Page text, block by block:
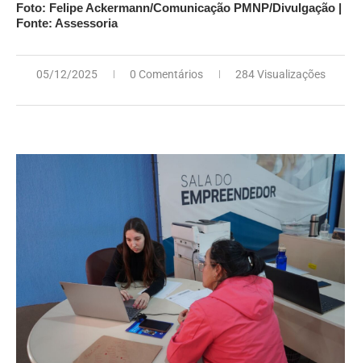
Foto: Felipe Ackermann/Comunicação PMNP/Divulgação |
Fonte: Assessoria
05/12/2025 0 Comentários 284 Visualizações